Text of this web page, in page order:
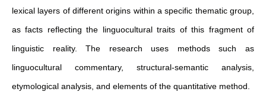
lexical layers of different origins within a specific thematic group,
as facts reflecting the linguocultural traits of this fragment of
linguistic reality. The research uses methods such as
linguocultural commentary, structural-semantic analysis,
etymological analysis, and elements of the quantitative method.